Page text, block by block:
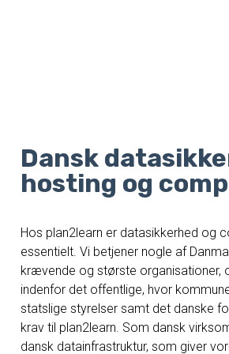
Dansk
hosting og
Hos plan2learn er datasikkerhed og
essentielt. Vi betjener nogle af
krævende og største organisationer,
indenfor det offentlige, hvor
statslige styrelser samt det danske
krav til plan2learn. Som dansk
dansk datainfrastruktur, som giver